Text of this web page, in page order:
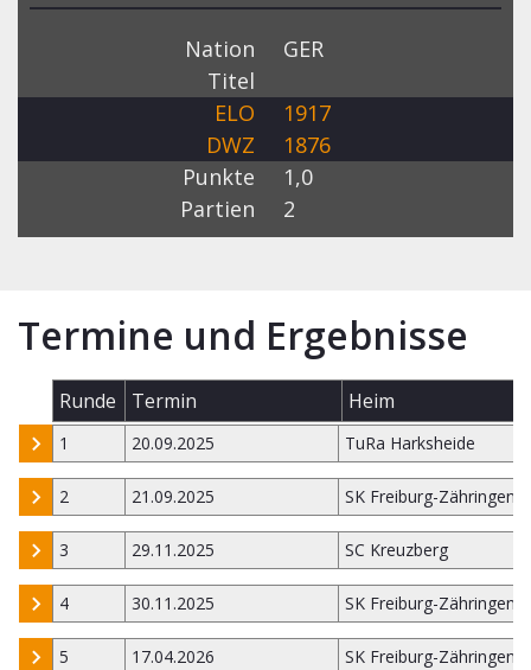
Nation
GER
Titel
ELO
1917
DWZ
1876
Punkte
1,0
Partien
2
Termine und Ergebnisse
Runde Termin Heim
1 20.09.2025 TuRa Harksheide
2 21.09.2025 SK Freiburg-Zähringen
3 29.11.2025 SC Kreuzberg
4 30.11.2025 SK Freiburg-Zähringen
5 17.04.2026 SK Freiburg-Zähringen